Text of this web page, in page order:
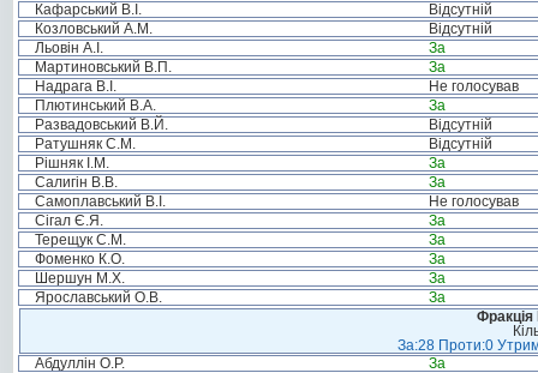
Кафарський В.І.
Відсутній
Козловський А.М.
Відсутній
Льовін А.І.
За
Мартиновський В.П.
За
Надрага В.І.
Не голосував
Плютинський В.А.
За
Развадовський В.Й.
Відсутній
Ратушняк С.М.
Відсутній
Рішняк І.М.
За
Салигін В.В.
За
Самоплавський В.І.
Не голосував
Сігал Є.Я.
За
Терещук С.М.
За
Фоменко К.О.
За
Шершун М.Х.
За
Ярославський О.В.
За
За:28 Проти:0
Абдуллін О.Р.
За